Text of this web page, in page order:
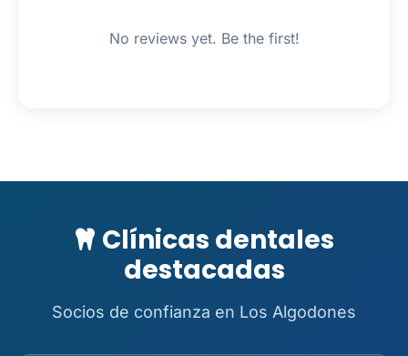
No reviews yet. Be the first!
Clínicas dentales
destacadas
Socios de confianza en Los Algodones